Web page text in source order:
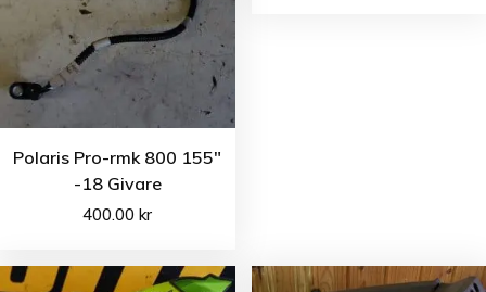
Polaris Pro-rmk 800 155″
-18 Givare
400.00kr